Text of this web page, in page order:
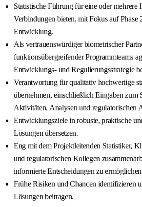
Statistische Führung für eine oder mehrere
Verbindungen bieten, mit Fokus auf Phase
Entwicklung.
Als vertrauenswürdiger biometrischer
funktionsübergreifender Programmteams
Entwicklungs- und Regulierungsstrategie
Verantwortung für qualitativ hochwertige
übernehmen, einschließlich Eingaben zum
Aktivitäten, Analysen und regulatorischen
Entwicklungsziele in robuste, praktische
Lösungen übersetzen.
Eng mit dem Projektleitenden Statistiker,
und regulatorischen Kollegen
informierte Entscheidungen zu
Frühe Risiken und Chancen identifizieren
Lösungen beitragen.